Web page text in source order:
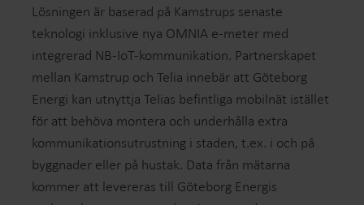
Lösningen är baserad på Kamstrups senaste
teknologi inklusive nya OMNIA e-meter med
integrerad NB-IoT-kommunikation. Partnerskapet
mellan Kamstrup och Telia innebär att Göteborg
Energi kan utnyttja Telias befintliga mobilnät istället
för att behöva montera och underhålla extra
kommunikationsutrustning i staden, t.ex. i och på
byggnader eller på hustak. Data från mätarna
kommer att levereras till Göteborg Energis